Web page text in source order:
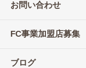
お問い合わせ
FC事業加盟店募集
ブログ